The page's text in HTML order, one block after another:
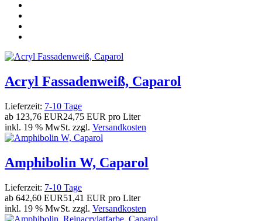
Acryl Fassadenweiß, Caparol
Lieferzeit: 7-10 Tage
ab 123,76 EUR24,75 EUR pro Liter
inkl. 19 % MwSt. zzgl. Versandkosten
Amphibolin W, Caparol
Lieferzeit: 7-10 Tage
ab 642,60 EUR51,41 EUR pro Liter
inkl. 19 % MwSt. zzgl. Versandkosten